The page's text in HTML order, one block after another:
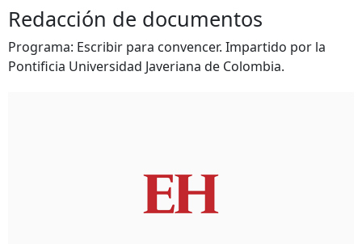
Redacción de documentos
Programa: Escribir para convencer. Impartido por la
Pontificia Universidad Javeriana de Colombia.